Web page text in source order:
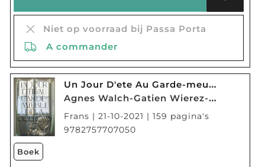
Niet op voorraad bij Passa Porta
A commander
Un Jour D'ete Au Garde-meuble De La Couronne
Agnes Walch-Gatien Wierez-Guillaume De Laubier
Frans | 21-10-2021 | 159 pagina's
9782757707050
Boek